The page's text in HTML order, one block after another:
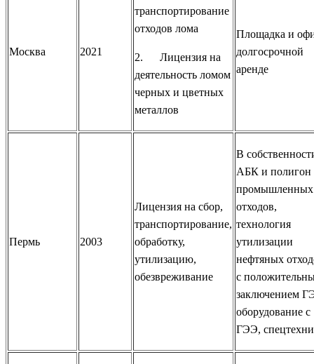
Москва 2021
транспортирование
отходов лома
2. Лицензия на
деятельность ломом
черных и цветных
металлов
Площадка и
долгосрочной
аренде
Пермь 2003
Лицензия на сбор,
транспортирование,
обработку,
утилизацию,
обезвреживание
В
АБК и полигон
промышленных
отходов,
технология
утилизации
нефтяных
с
заключением
оборудование с
ГЭЭ,